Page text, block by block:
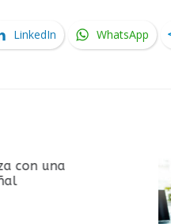
LinkedIn WhatsApp